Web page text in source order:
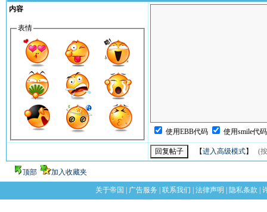
内容
表情
使用EBB代码 使用smile代
【进入高级模式】 (
顶部 加入收藏夹
关于帝国 广告服务 联系我们 法律声明 隐私条款